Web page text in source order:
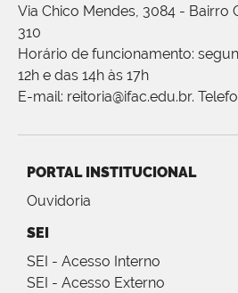
Via Chico Mendes, 3084 - Bairro
310
Horário de funcionamento:
12h e das 14h às 17h
E-mail: reitoria@ifac.edu.br.
PORTAL INSTITUCIONAL
Ouvidoria
SEI
SEI - Acesso Interno
SEI - Acesso Externo